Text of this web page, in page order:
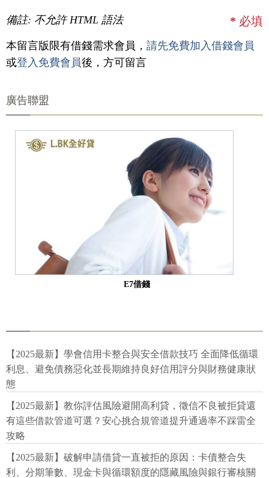
備註: 不允許 HTML 語法 * 必填
本留言版限有借錢需求會員， 請先免費加入借錢會員
或登入免費會員後，方可留言
廣告聯盟
E7借錢
【2025最新】學會信用卡整合與安全借款技巧 全面降低循環
利息、避免債務惡化並長期維持良好信用評分與財務健康狀
態
【2025最新】教你評估風險避開高利貸，徵信不良被拒貸還
有這些借款管道可選？安心挑合規管道提升通過率不踩雷全
攻略
【2025最新】破解申請借貸一直被拒的原因：卡債整合失
利、分期筆數、現金卡與循環額度的隱藏風險與銀行審核關